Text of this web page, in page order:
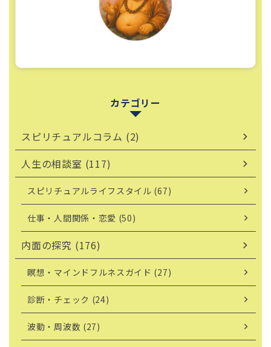
カテゴリー
スピリチュアルコラム (2)
人生の相談室 (117)
スピリチュアルライフスタイル (67)
仕事・人間関係・恋愛 (50)
内面の探究 (176)
瞑想・マインドフルネスガイド (27)
診断・チェック (24)
波動・周波数 (27)